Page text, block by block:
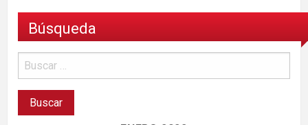
Búsqueda